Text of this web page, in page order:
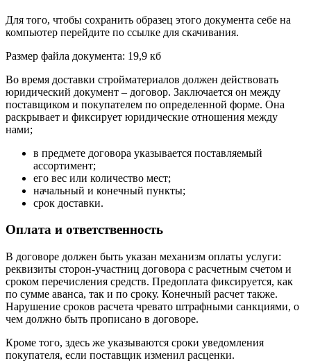
Для того, чтобы сохранить образец этого документа себе на
компьютер перейдите по ссылке для скачивания.
Размер файла документа: 19,9 кб
Во время доставки стройматериалов должен действовать
юридический документ – договор. Заключается он между
поставщиком и покупателем по определенной форме. Она
раскрывает и фиксирует юридические отношения между
нами;
в предмете договора указывается поставляемый
ассортимент;
его вес или количество мест;
начальный и конечный пункты;
срок доставки.
Оплата и ответственность
В договоре должен быть указан механизм оплаты услуги:
реквизиты сторон-участниц договора с расчетным счетом и
сроком перечисления средств. Предоплата фиксируется, как
по сумме аванса, так и по сроку. Конечный расчет также.
Нарушение сроков расчета чревато штрафными санкциями, о
чем должно быть прописано в договоре.
Кроме того, здесь же указываются сроки уведомления
покупателя, если поставщик изменил расценки.